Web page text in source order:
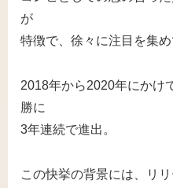
が
特徴で、徐々に注目を集め
2018年から2020年にかけ
勝に
3年連続で進出。
この快挙の背景には、リ